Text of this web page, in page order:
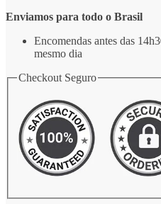
Enviamos para todo o Brasil
Encomendas antes das
mesmo dia
Checkout Seguro